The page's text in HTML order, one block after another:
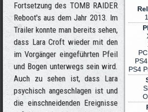
PS4
Fortsetzung des TOMB RAIDER
Reboot's aus dem Jahr 2013. Im
Trailer konnte man bereits sehen,
dass Lara Croft wieder mit den
im Vorgänger eingeführten Pfeil
und Bogen unterwegs sein wird.
Auch zu sehen ist, dass Lara
psychisch angeschlagen ist und
die einschneidenden Ereignisse